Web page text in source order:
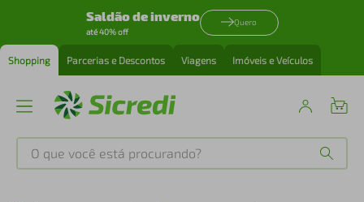
Saldão de inverno
até 40% off
Quero
Shopping Parcerias e Descontos Viagens Imóveis e Veículos
O que você está procurando?